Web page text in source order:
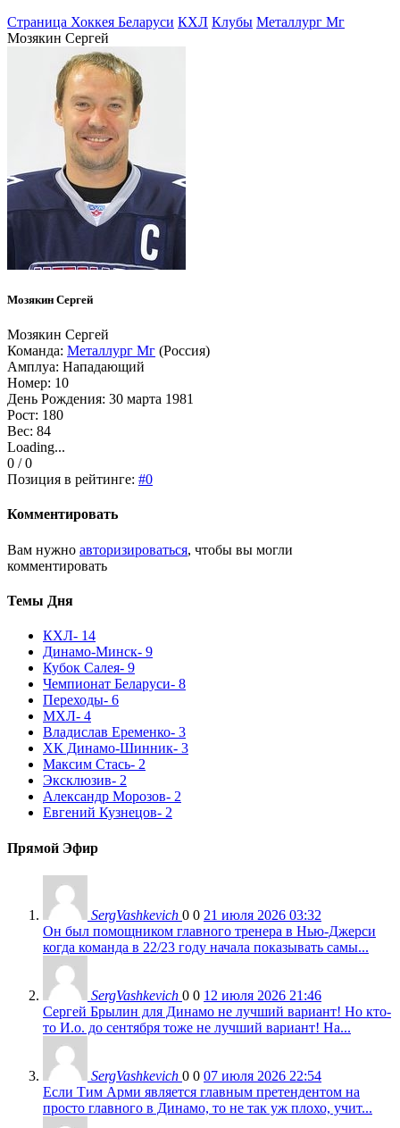
Страница Хоккея Беларуси КХЛ Клубы Металлург Мг
Мозякин Сергей
Мозякин Сергей
Мозякин Сергей
Команда: Металлург Мг (Россия)
Амплуа: Нападающий
Номер: 10
День Рождения: 30 марта 1981
Рост: 180
Вес: 84
Loading...
0 / 0
Позиция в рейтинге: #0
Комментировать
Вам нужно авторизироваться, чтобы вы могли
комментировать
Темы Дня
КХЛ- 14
Динамо-Минск- 9
Кубок Салея- 9
Чемпионат Беларуси- 8
Переходы- 6
МХЛ- 4
Владислав Еременко- 3
ХК Динамо-Шинник- 3
Максим Стась- 2
Эксклюзив- 2
Александр Морозов- 2
Евгений Кузнецов- 2
Прямой Эфир
SergVashkevich 0 0 21 июля 2026 03:32
Он был помощником главного тренера в Нью-Джерси
когда команда в 22/23 году начала показывать самы...
SergVashkevich 0 0 12 июля 2026 21:46
Сергей Брылин для Динамо не лучший вариант! Но кто-
то И.о. до сентября тоже не лучший вариант! На...
SergVashkevich 0 0 07 июля 2026 22:54
Если Тим Арми является главным претендентом на
просто главного в Динамо, то не так уж плохо, учит...